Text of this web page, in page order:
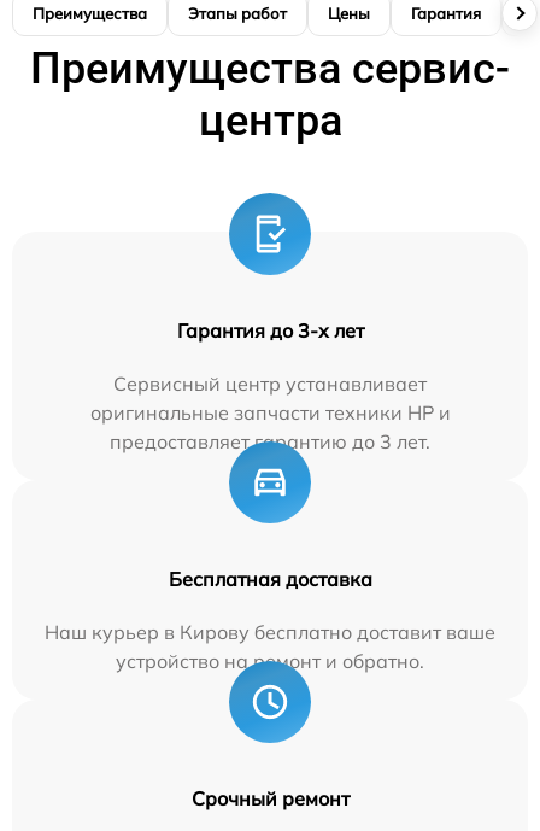
Преимущества Этапы работ Цены Гарантия
Преимущества сервис-
центра
Гарантия до 3-х лет
Сервисный центр устанавливает
оригинальные запчасти техники HP и
предоставляет гарантию до 3 лет.
Бесплатная доставка
Наш курьер в Кирову бесплатно доставит ваше
устройство на ремонт и обратно.
Срочный ремонт